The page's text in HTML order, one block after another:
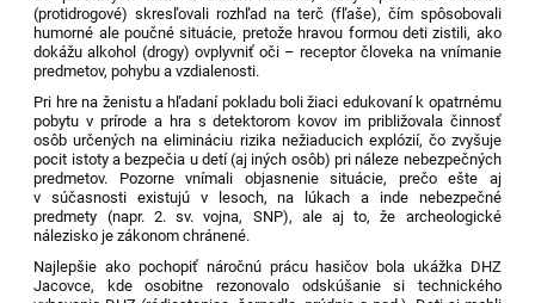
(protidrogové) skresľovali rozhľad na terč (fľaše), čím spôsobovali
humorné ale poučné situácie, pretože hravou formou deti zistili, ako
dokážu alkohol (drogy) ovplyvniť oči – receptor človeka na vnímanie
predmetov, pohybu a vzdialenosti.
Pri hre na ženistu a hľadaní pokladu boli žiaci edukovaní k opatrnému
pobytu v prírode a hra s detektorom kovov im približovala činnosť
osôb určených na elimináciu rizika nežiaducich explózií, čo zvyšuje
pocit istoty a bezpečia u detí (aj iných osôb) pri náleze nebezpečných
predmetov. Pozorne vnímali objasnenie situácie, prečo ešte aj
v súčasnosti existujú v lesoch, na lúkach a inde nebezpečné
predmety (napr. 2. sv. vojna, SNP), ale aj to, že archeologické
nálezisko je zákonom chránené.
Najlepšie ako pochopiť náročnú prácu hasičov bola ukážka DHZ
Jacovce, kde osobitne rezonovalo odskúšanie si technického